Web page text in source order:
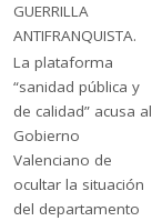
GUERRILLA
ANTIFRANQUISTA.
La plataforma
“sanidad pública y
de calidad” acusa al
Gobierno
Valenciano de
ocultar la situación
del departamento